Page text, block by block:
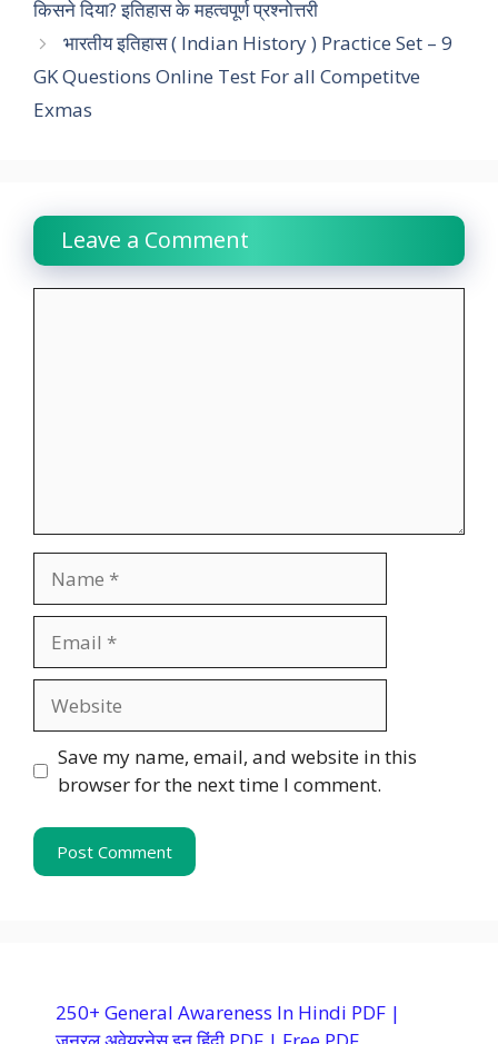
b
o
o
k
s
A
p
t
e
r
e
d
g
r
a
L
i
n
किसने दिया? इतिहास के महत्वपूर्ण प्रश्नोत्तरी
भारतीय इतिहास ( Indian History ) Practice Set – 9
GK Questions Online Test For all Competitve
Exmas
Leave a Comment
Save my name, email, and website in this
browser for the next time I comment.
250+ General Awareness In Hindi PDF |